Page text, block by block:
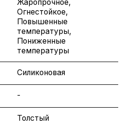
Жаропрочное,
Огнестойкое,
Повышенные
температуры,
Пониженные
температуры
Силиконовая
-
Толстый